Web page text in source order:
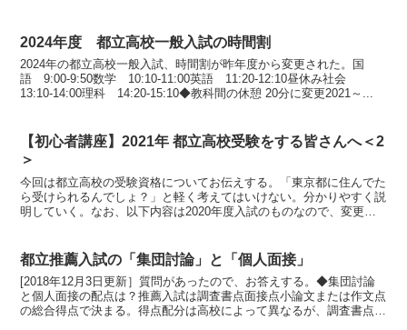
2024年度 都立高校一般入試の時間割
2024年の都立高校一般入試、時間割が昨年度から変更された。国
語 9:00-9:50数学 10:10-11:00英語 11:20-12:10昼休み社会
13:10-14:00理科 14:20-15:10◆教科間の休憩 20分に変更2021～...
【初心者講座】2021年 都立高校受験をする皆さんへ＜2
＞
今回は都立高校の受験資格についてお伝えする。「東京都に住んでた
ら受けられるんでしょ？」と軽く考えてはいけない。分かりやすく説
明していく。なお、以下内容は2020年度入試のものなので、変更の
都立推薦入試の「集団討論」と「個人面接」
[2018年12月3日更新］質問があったので、お答えする。◆集団討論
と個人面接の配点は？推薦入試は調査書点面接点小論文または作文点
の総合得点で決まる。得点配分は高校によって異なるが、調査書点が